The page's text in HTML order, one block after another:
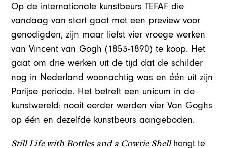
Op de internationale kunstbeurs TEFAF die
vandaag van start gaat met een preview voor
genodigden, zijn maar liefst vier vroege werken
van Vincent van Gogh (1853-1890) te koop. Het
gaat om drie werken uit de tijd dat de schilder
nog in Nederland woonachtig was en één uit zijn
Parijse periode. Het betreft een unicum in de
kunstwereld: nooit eerder werden vier Van Goghs
op één en dezelfde kunstbeurs aangeboden.
Still Life with Bottles and a Cowrie Shellhangt te